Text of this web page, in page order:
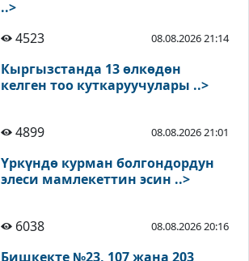
..>
4523
08.08.2026 21:14
Кыргызстанда 13 өлкөдөн
келген тоо куткаруучулары ..>
4899 08.08.2026 21:01
Үркүндө курман болгондордун
элеси мамлекеттин эсин ..>
6038 08.08.2026 20:16
Бишкекте №23, 107 жана 203